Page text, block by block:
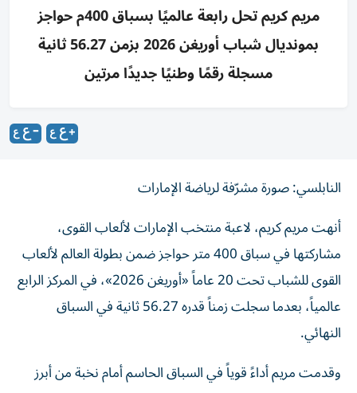
مريم كريم تحل رابعة عالميًا بسباق 400م حواجز
بمونديال شباب أوريغن 2026 بزمن 56.27 ثانية
مسجلة رقمًا وطنيًا جديدًا مرتين
النابلسي: صورة مشرّفة لرياضة الإمارات
أنهت مريم كريم، لاعبة منتخب الإمارات لألعاب القوى،
مشاركتها في سباق 400 متر حواجز ضمن بطولة العالم لألعاب
القوى للشباب تحت 20 عاماً «أوريغن 2026»، في المركز الرابع
عالمياً، بعدما سجلت زمناً قدره 56.27 ثانية في السباق
النهائي.
وقدمت مريم أداءً قوياً في السباق الحاسم أمام نخبة من أبرز